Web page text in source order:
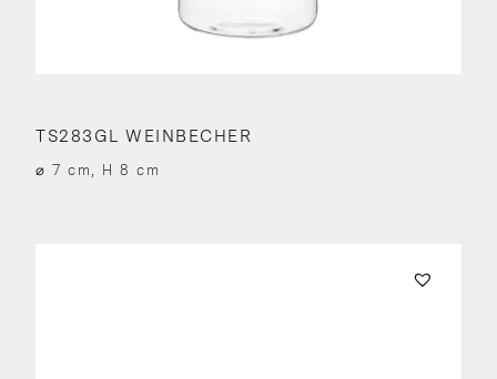
TS283GL WEINBECHER
⌀ 7 cm, H 8 cm